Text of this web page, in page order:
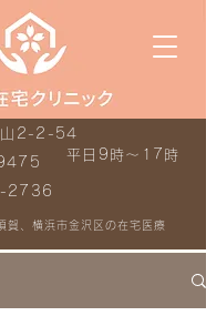
平日9時～17時
山2-2-54
2736
賀、横浜市金沢区の在宅医療